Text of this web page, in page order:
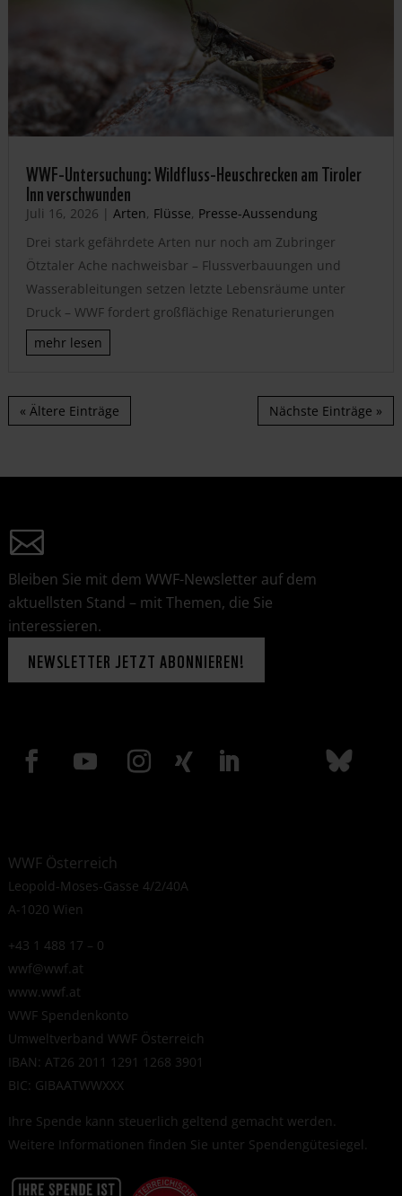
WWF-Untersuchung: Wildfluss-Heuschrecken am Tiroler
Inn verschwunden
Juli 16, 2026 | Arten, Flüsse, Presse-Aussendung
Drei stark gefährdete Arten nur noch am Zubringer
Ötztaler Ache nachweisbar – Flussverbauungen und
Wasserableitungen setzen letzte Lebensräume unter
Druck – WWF fordert großflächige Renaturierungen
mehr lesen
« Ältere Einträge Nächste Einträge »
Bleiben Sie mit dem WWF-Newsletter auf dem
aktuellsten Stand – mit Themen, die Sie
interessieren.
NEWSLETTER JETZT ABONNIEREN!
WWF Österreich
Leopold-Moses-Gasse 4/2/40A
A-1020 Wien
+43 1 488 17 – 0
wwf@wwf.at
www.wwf.at
WWF Spendenkonto
Umweltverband WWF Österreich
IBAN: AT26 2011 1291 1268 3901
BIC: GIBAATWWXXX
Ihre Spende kann steuerlich geltend gemacht werden.
Weitere Informationen finden Sie unter Spendengütesiegel